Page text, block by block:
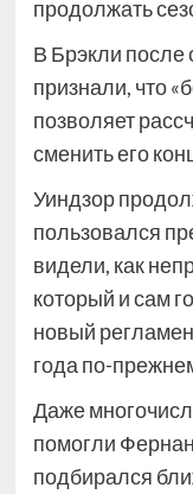
продолжать
В Брэкли после
признали, что
позволяет
сменить его
Уиндзор
пользовался
видели, как
который и сам
новый
года по-
Даже
помогли
подбирался